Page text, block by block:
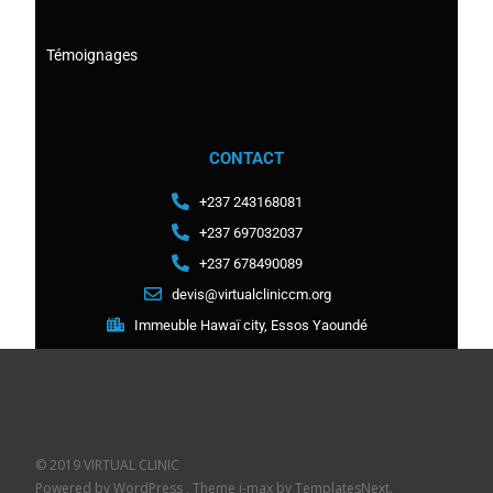
Témoignages
CONTACT
+237 243168081
+237 697032037
+237 678490089
devis@virtualcliniccm.org
Immeuble Hawaï city, Essos Yaoundé
© 2019 VIRTUAL CLINIC
Powered by WordPress , Theme i-max by TemplatesNext.